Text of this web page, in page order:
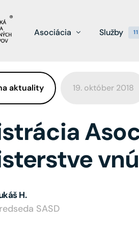
Asociácia
O nás
Členstvo
Kariéra
2
Služby 11
aktuality 19. október 2018
H.
SASD